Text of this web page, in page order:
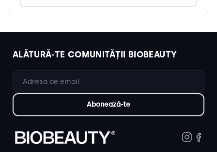
ALĂTURĂ-TE COMUNITĂȚII BIOBEAUTY